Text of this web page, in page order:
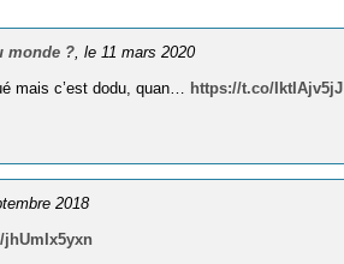
monde ?, le 11 mars 2020
mais c’est dodu, quan… https://t.co/IktIAjv5jJ
2018